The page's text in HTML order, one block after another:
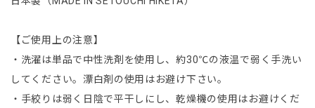
【ご使用上の注意】
・洗濯は単品で中性洗剤を使用し、約30℃の液温で弱く手洗い
してください。漂白剤の使用はお避け下さい。
・手絞りは弱く日陰で平干しにし、乾燥機の使用はお避けくだ